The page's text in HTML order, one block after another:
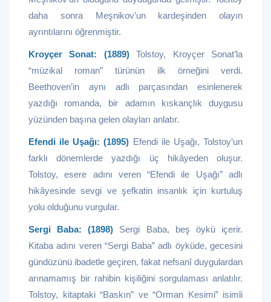
daha sonra Meşnikov’un kardeşinden olayın
ayrıntılarını öğrenmiştir.
Kroyçer Sonat: (1889)Tolstoy, Kroyçer Sonat’la
“müzikal roman” türünün ilk örneğini verdi.
Beethoven’in aynı adlı parçasından esinlenerek
yazdığı romanda, bir adamın kıskançlık duygusu
yüzünden başına gelen olayları anlatır.
Efendi ile Uşağı: (1895) Efendi ile Uşağı, Tolstoy’un
farklı dönemlerde yazdığı üç hikâyeden oluşur.
Tolstoy, esere adını veren “Efendi ile Uşağı” adlı
hikâyesinde sevgi ve şefkatin insanlık için kurtuluş
yolu olduğunu vurgular.
Sergi Baba: (1898) Sergi Baba, beş öykü içerir.
Kitaba adını veren “Sergi Baba” adlı öyküde, gecesini
gündüzünü ibadetle geçiren, fakat nefsanî duygulardan
arınamamış bir rahibin kişiliğini sorgulaması anlatılır.
Tolstoy, kitaptaki “Baskın” ve “Orman Kesimi” isimli